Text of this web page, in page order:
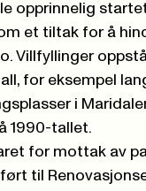
opprinnelig
et tiltak for å
Villfyllinger
for eksempel
i
1990-tallet.
for mottak av
til